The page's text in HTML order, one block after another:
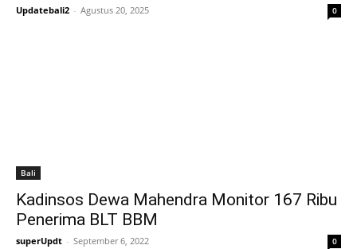
Updatebali2 - Agustus 20, 2025 0
Bali
Kadinsos Dewa Mahendra Monitor 167 Ribu
Penerima BLT BBM
superUpdt - September 6, 2022 0